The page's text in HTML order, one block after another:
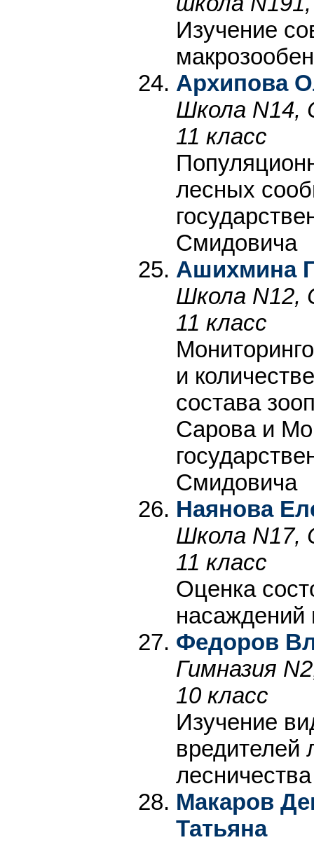
Изучение
Архипова
Школа N14,
11 класс
лесных
Смидовича
Ашихмина
Школа N12,
11 класс
и
состава
Сарова и
Смидовича
Наянова
Школа N17,
11 класс
Оценка
насаждений
Федоров
Гимназия
10 класс
Изучение
вредителей
Макаров
Татьяна